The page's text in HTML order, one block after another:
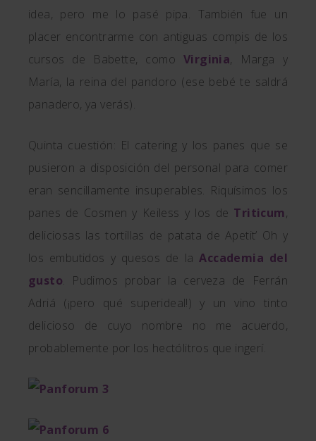
idea, pero me lo pasé pipa. También fue un
placer encontrarme con antiguas compis de los
cursos de Babette, como Virginia, Marga y
María, la reina del pandoro (ese bebé te saldrá
panadero, ya verás).
Quinta cuestión: El catering y los panes que se
pusieron a disposición del personal para comer
eran sencillamente insuperables. Riquísimos los
panes de Cosmen y Keiless y los de Triticum,
deliciosas las tortillas de patata de Apetit’ Oh y
los embutidos y quesos de laAccademia del
gusto. Pudimos probar la cerveza de Ferrán
Adriá (¡pero qué superideal!) y un vino tinto
delicioso de cuyo nombre no me acuerdo,
probablemente por los hectólitros que ingerí.